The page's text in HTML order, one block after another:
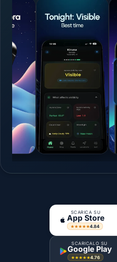
SCARICA SU
App Store
★★★★★4.84
SCARICALO SU
Google Play
★★★★★4.76